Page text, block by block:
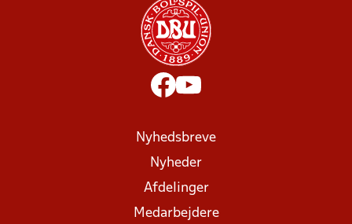
Nyhedsbreve
Nyheder
Afdelinger
Medarbejdere